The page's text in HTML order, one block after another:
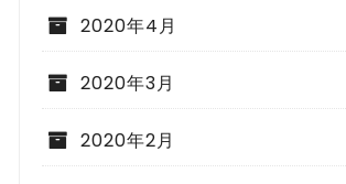
2020年4月
2020年3月
2020年2月